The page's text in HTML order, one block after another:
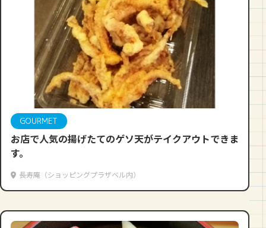
GOURMET
お店で人気の揚げたてのゲソ天がテイクアウトできま
す。
長寿庵（ショッピングプラザベル内）